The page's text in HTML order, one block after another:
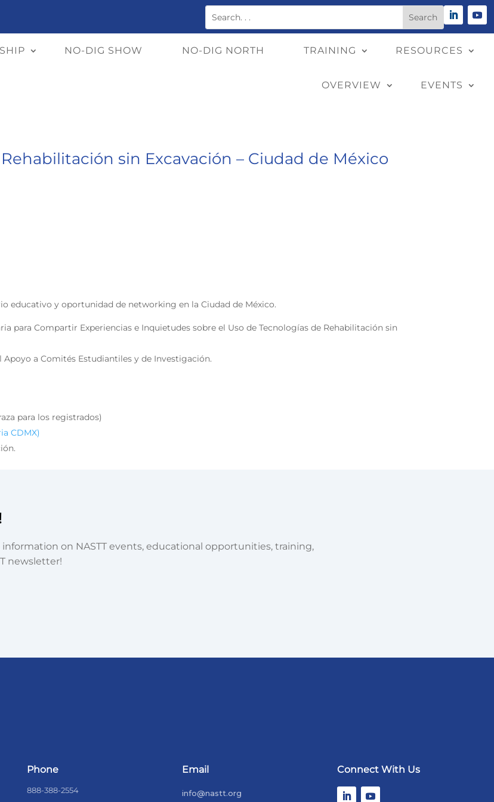
NO-DIG SHOW NO-DIG NORTH TRAINING RESOURCES
OVERVIEW EVENTS
sin Excavación – Ciudad de México
educativo y oportunidad de networking en la Ciudad de México.
para Compartir Experiencias e Inquietudes sobre el Uso de Tecnologías de Rehabilitación sin
a Comités Estudiantiles y de Investigación.
para los registrados)
CDMX)
on NASTT events, educational opportunities, training,
newsletter!
Phone
888-388-2554
Email
info@nastt.org
Connect With Us